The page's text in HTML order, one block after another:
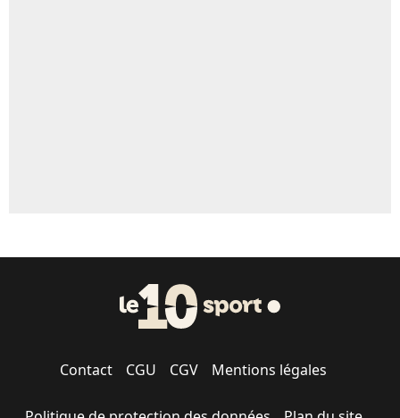
Contact CGU CGV Mentions légales